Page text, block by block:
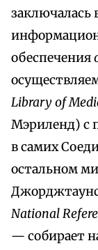
заключалась
обеспечения
Library of
Мэриленд) с
в самих
остальном
National
— собирает